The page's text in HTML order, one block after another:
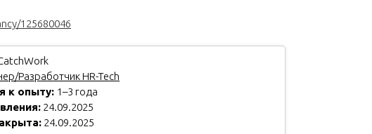
125680046
Разработчик HR-Tech
к опыту: 1–3 года
24.09.2025
24.09.2025